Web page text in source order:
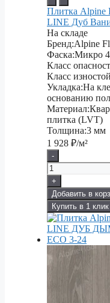
Плитка Alpine
LINE Дуб
На складе
Бренд:Alpine
Фаска:Микро
Класс
Класс
Укладка:На
основанию
Материал:
плитка (LVT)
Толщина:3 мм
1 928 ₽/м²
-
+
Добавить в
Купить в 1 клик